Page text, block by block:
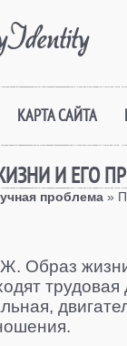
КАРТА САЙТА
И ЕГО
проблема »
Образ
трудовая